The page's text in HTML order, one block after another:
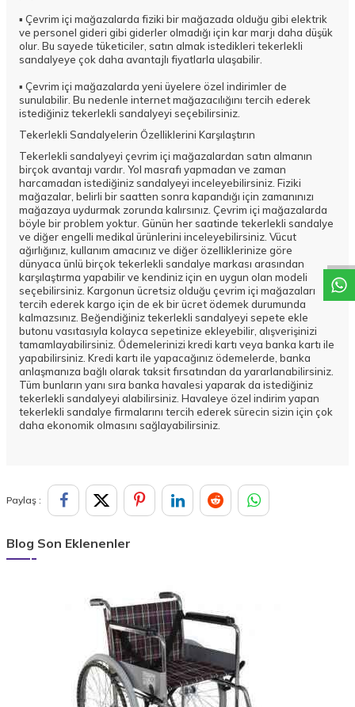
WhatappDesteHatt
▪️ Çevrim içi mağazalarda fiziki bir mağazada olduğu gibi elektrik
ve personel gideri gibi giderler olmadığı için kar marjı daha düşük
olur. Bu sayede tüketiciler, satın almak istedikleri tekerlekli
sandalyeye çok daha avantajlı fiyatlarla ulaşabilir.
▪️ Çevrim içi mağazalarda yeni üyelere özel indirimler de
sunulabilir. Bu nedenle internet mağazacılığını tercih ederek
istediğiniz tekerlekli sandalyeyi seçebilirsiniz.
Tekerlekli Sandalyelerin Özelliklerini Karşılaştırın
Tekerlekli sandalyeyi çevrim içi mağazalardan satın almanın
birçok avantajı vardır. Yol masrafı yapmadan ve zaman
harcamadan istediğiniz sandalyeyi inceleyebilirsiniz. Fiziki
mağazalar, belirli bir saatten sonra kapandığı için zamanınızı
mağazaya uydurmak zorunda kalırsınız. Çevrim içi mağazalarda
böyle bir problem yoktur. Günün her saatinde tekerlekli sandalye
ve diğer engelli medikal ürünlerini inceleyebilirsiniz. Vücut
ağırlığınız, kullanım amacınız ve diğer özelliklerinize göre
dünyaca ünlü birçok tekerlekli sandalye markası arasından
karşılaştırma yapabilir ve kendiniz için en uygun olan modeli
seçebilirsiniz. Kargonun ücretsiz olduğu çevrim içi mağazaları
tercih ederek kargo için de ek bir ücret ödemek durumunda
kalmazsınız. Beğendiğiniz tekerlekli sandalyeyi sepete ekle
butonu vasıtasıyla kolayca sepetinize ekleyebilir, alışverişinizi
tamamlayabilirsiniz. Ödemelerinizi kredi kartı veya banka kartı ile
yapabilirsiniz. Kredi kartı ile yapacağınız ödemelerde, banka
anlaşmanıza bağlı olarak taksit fırsatından da yararlanabilirsiniz.
Tüm bunların yanı sıra banka havalesi yaparak da istediğiniz
tekerlekli sandalyeyi alabilirsiniz. Havaleye özel indirim yapan
tekerlekli sandalye firmalarını tercih ederek sürecin sizin için çok
daha ekonomik olmasını sağlayabilirsiniz.
Paylaş :
Blog Son Eklenenler